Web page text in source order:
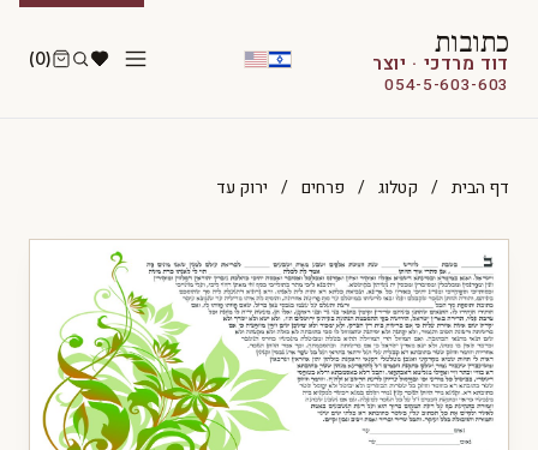
כתובות
דוד מרדכי · יוצר
054-5-603-603
(0)
דף הבית / קטלוג / פרחים / ירוק עד